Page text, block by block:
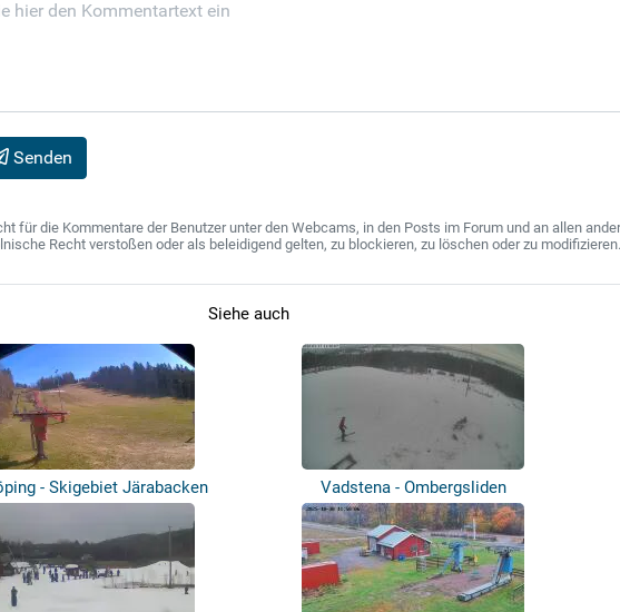
Senden
für die Kommentare der Benutzer unter den Webcams, in den Posts im Forum und an allen
Recht verstoßen oder als beleidigend gelten, zu blockieren, zu löschen oder zu modifizieren.
Siehe auch
- Skigebiet Järabacken Vadstena - Ombergsliden